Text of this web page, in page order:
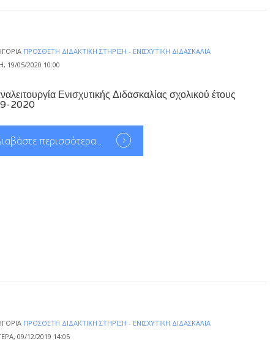
ΠΡΌΣΘΕΤΗ ΔΙΔΑΚΤΙΚΉ ΣΤΉΡΙΞΗ - ΕΝΙΣΧΥΤΙΚΉ ΔΙΔΑΣΚΑΛΊΑ
19/05/2020 10:00
Ενισχυτικής Διδασκαλίας σχολικού έτους
2020
περισσότερα...
ΠΡΌΣΘΕΤΗ ΔΙΔΑΚΤΙΚΉ ΣΤΉΡΙΞΗ - ΕΝΙΣΧΥΤΙΚΉ ΔΙΔΑΣΚΑΛΊΑ
09/12/2019 14:05